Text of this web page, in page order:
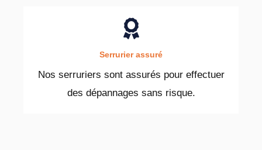
Serrurier assuré
Nos serruriers sont assurés pour effectuer
des dépannages sans risque.